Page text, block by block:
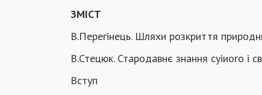
ЗМІСТ
В.Перегінець. Шляхи розкриття
В.Стецюк. Стародавнє знання суіиого і
Вступ